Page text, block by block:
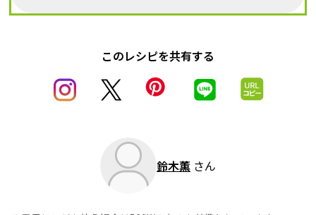
このレシピを共有する
鈴木薫 さん